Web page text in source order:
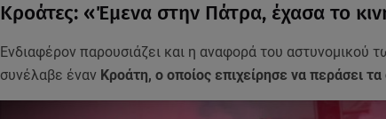
Κροάτες: «Έμενα στην Πάτρα, έχασα το
Ενδιαφέρον παρουσιάζει και η αναφορά του αστυνομικού
συνέλαβε έναν Κροάτη, ο οποίος επιχείρησε να περάσει